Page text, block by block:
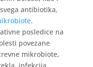
antibiotika,
.
posledice na
povezane
mikrobiote,